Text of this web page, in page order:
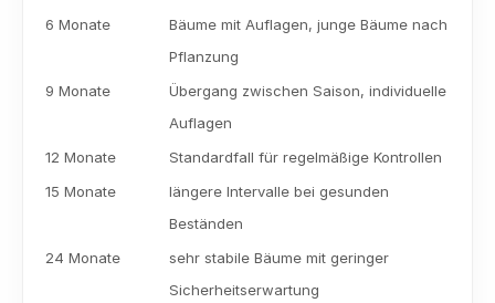
6 Monate
Bäume mit Auflagen, junge Bäume nach
Pflanzung
9 Monate
Übergang zwischen Saison, individuelle
Auflagen
12 Monate
Standardfall für regelmäßige Kontrollen
15 Monate
längere Intervalle bei gesunden
Beständen
24 Monate
sehr stabile Bäume mit geringer
Sicherheitserwartung